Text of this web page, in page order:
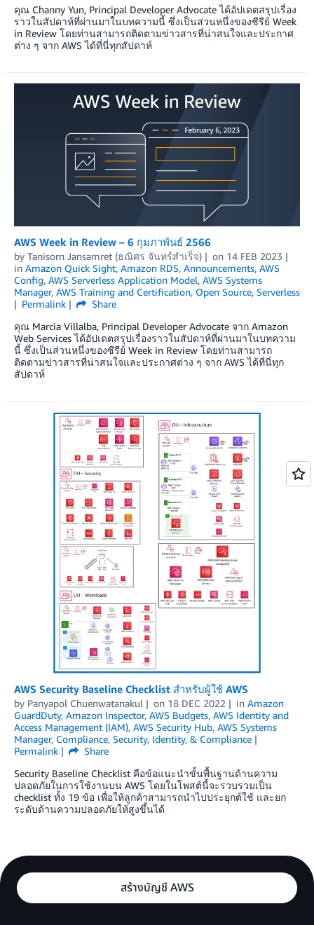
คุณ Channy Yun, Principal Developer Advocate ได้อัปเดตสรุปเรื่อง
ราวในสัปดาห์ที่ผ่านมาในบทความนี้ ซึ่งเป็นส่วนหนึ่งของซีรีย์ Week
in Review โดยท่านสามารถติดตามข่าวสารที่น่าสนใจและประกาศ
ต่าง ๆ จาก AWS ได้ที่นี่ทุกสัปดาห์
AWS Week in Review – 6 กุมภาพันธ์ 2566
by Tanisorn Jansamret (ธณิศร จันทร์สำเร็จ) on 14 FEB 2023
in Amazon Quick Sight, Amazon RDS, Announcements, AWS
Config, AWS Serverless Application Model, AWS Systems
Manager, AWS Training and Certification, Open Source, Serverless
Permalink
Share
คุณ Marcia Villalba, Principal Developer Advocate จาก Amazon
Web Services ได้อัปเดตสรุปเรื่องราวในสัปดาห์ที่ผ่านมาในบทความ
นี้ ซึ่งเป็นส่วนหนึ่งของซีรีย์ Week in Review โดยท่านสามารถ
ติดตามข่าวสารที่น่าสนใจและประกาศต่าง ๆ จาก AWS ได้ที่นี่ทุก
สัปดาห์
AWS Security Baseline Checklist สำหรับผู้ใช้ AWS
by Panyapol Chuenwatanakul on 18 DEC 2022 in Amazon
GuardDuty, Amazon Inspector, AWS Budgets, AWS Identity and
Access Management (IAM), AWS Security Hub, AWS Systems
Manager, Compliance, Security, Identity, & Compliance
Permalink
Share
Security Baseline Checklist คือข้อแนะนำขั้นพื้นฐานด้านความ
ปลอดภัยในการใช้งานบน AWS โดยในโพสต์นี้จะรวบรวมเป็น
checklist ทั้ง 19 ข้อ เพื่อให้ลูกค้าสามารถนำไปประยุกต์ใช้ และยก
ระดับด้านความปลอดภัยให้สูงขึ้นได้
สร้างบัญชี AWS